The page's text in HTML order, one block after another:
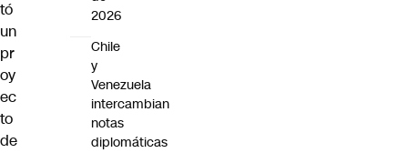
tó
un
pr
oy
ec
to
de
2026
Chile
y
Venezuela
intercambian
notas
diplomáticas